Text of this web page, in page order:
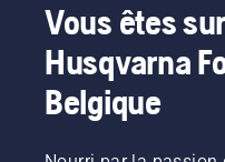
Vous êtes
Husqvarna
Belgique